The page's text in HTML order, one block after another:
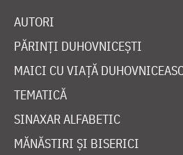
AUTORI
PĂRINȚI DUHOVNICEȘTI
MAICI CU VIAȚĂ
TEMATICĂ
SINAXAR ALFABETIC
MĂNĂSTIRI ȘI BISERICI